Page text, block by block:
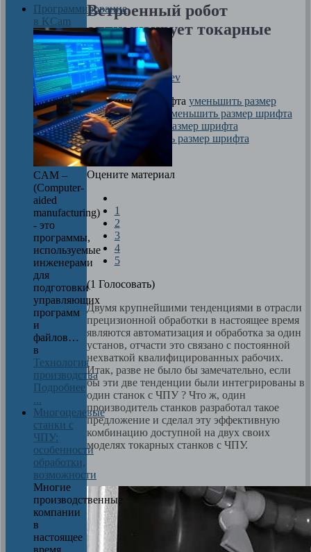
Встроенный робот
оптимизирует токарные
процессы
АвторDima Zverev
размер шрифта уменьшить размер
шрифта
увеличить размер шрифта
Печать
Оцените материал
1
2
3
4
5
(1 Голосовать)
Двумя крупнейшими тенденциями в отрасли
прецизионной обработки в настоящее время
являются автоматизация и обработка за один
установ, отчасти это связано с постоянной
нехваткой квалифицированных рабочих.
Итак, разве не было бы замечательно, если
бы эти две тенденции были интегрированы в
один станок с ЧПУ ? Что ж, один
производитель станков разработал такое
предложение и сделал эту эффективную
комбинацию доступной на двух своих
моделях токарных станков с ЧПУ.
Программирование
в KCam
CAM –
(Computer-
aided
manufacturing)
- это
программы,
используемые
инженерами
для
подготовки
управляющих
программ
и
файлов…
в
Технология
производства
Подробнее
...
Многоцелевые
станки с
ЧПУ:
особенности
обработки,
возможности
Многие
производственные
компании
в
настоящее